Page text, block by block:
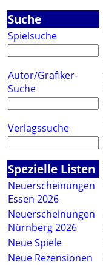
Suche
Spielsuche
Autor/Grafiker-
Suche
Verlagssuche
Spezielle Listen
Neuerscheinungen
Essen 2026
Neuerscheinungen
Nürnberg 2026
Neue Spiele
Neue Rezensionen